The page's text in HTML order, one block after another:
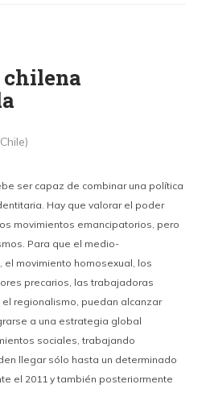
chilena
ser capaz de combinar una política
Hay que valorar el poder
movimientos emancipatorios, pero
Para que el medio-
movimiento homosexual, los
precarios, las trabajadoras
regionalismo, puedan alcanzar
a una estrategia global
sociales, trabajando
llegar sólo hasta un determinado
el 2011 y también posteriormente